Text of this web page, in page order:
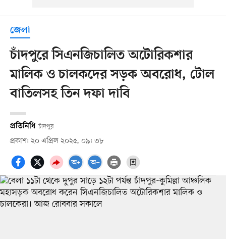
জেলা
চাঁদপুরে সিএনজিচালিত অটোরিকশার
মালিক ও চালকদের সড়ক অবরোধ, টোল
বাতিলসহ তিন দফা দাবি
প্রতিনিধি চাঁদপুর
প্রকাশ: ২০ এপ্রিল ২০২৫, ০৯: ৩৮